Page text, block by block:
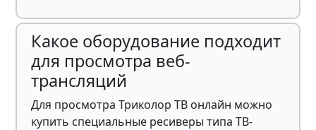
Какое оборудование подходит
для просмотра веб-
трансляций
Для просмотра Триколор ТВ онлайн можно
купить специальные ресиверы типа ТВ-